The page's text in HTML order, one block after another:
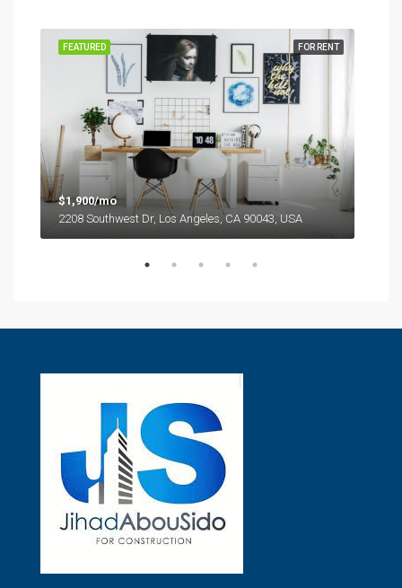
FOR RENT
FEATURED
$1,900/mo
2208 Southwest Dr, Los Angeles, CA 90043, USA